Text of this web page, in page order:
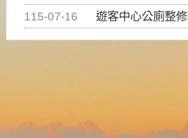
115-07-16
遊客中心公廁整修